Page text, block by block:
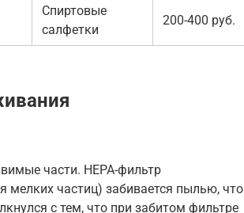
Спиртовые
салфетки
200-400 руб.
части. HEPA-фильтр
частиц) забивается пылью, что
с тем, что при забитом фильтре